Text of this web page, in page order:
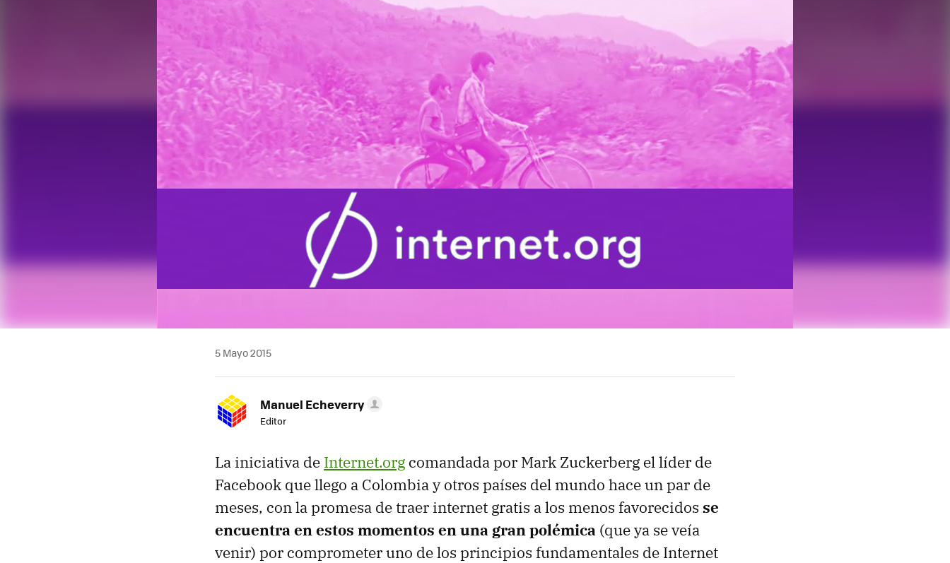
5 Mayo 2015
Manuel Echeverry
Editor
La iniciativa de Internet.org comandada por Mark Zuckerberg el líder de
Facebook que llego a Colombia y otros países del mundo hace un par de
meses, con la promesa de traer internet gratis a los menos favorecidos se
encuentra en estos momentos en una gran polémica (que ya se veía
venir) por comprometer uno de los principios fundamentales de Internet